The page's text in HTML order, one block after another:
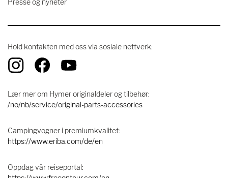
Hold kontakten med oss ​​via sosiale nettverk:
Lær mer om Hymer originaldeler og tilbehør:
/no/nb/service/original-parts-accessories
Campingvogner i premiumkvalitet:
https://www.eriba.com/de/en
Oppdag vår reiseportal: